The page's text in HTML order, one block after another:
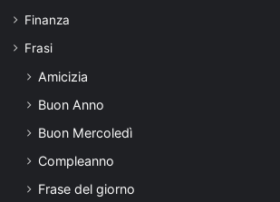
Finanza
Frasi
Amicizia
Buon Anno
Buon Mercoledì
Compleanno
Frase del giorno